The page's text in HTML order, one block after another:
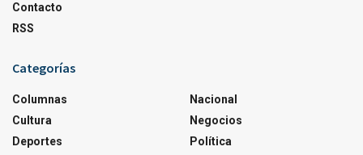
Contacto
RSS
Categorías
Columnas
Cultura
Deportes
Nacional
Negocios
Política